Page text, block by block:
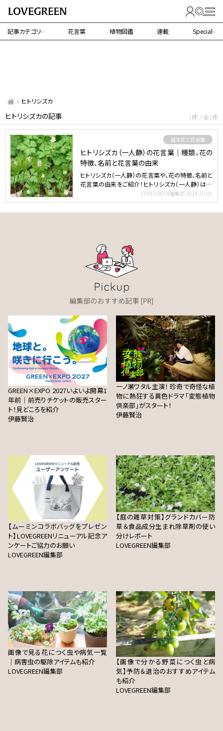
記事カテゴリ 花言葉 植物図鑑 連載 Special
ヒトリシズカ
ヒトリシズカの記事 1件 / 全1件
誕生花と花言葉
ヒトリシズカ（一人静）の花言葉｜種類、花の
特徴、名前と花言葉の由来
ヒトリシズカ（一人静）の花言葉や、花の特徴、名前と
花言葉の由来をご紹介！ヒトリシズカ（一人静）は、4
LOVEGREEN編集部 2024.10.01
GREEN×EXPO 2027いよいよ開幕1
年前｜前売りチケットの販売スター
ト！見どころを紹介
伊藤賢治
一ノ瀬ワタル主演！ 珍奇で奇怪な植
物に熱狂する異色ドラマ「変態植物
倶楽部」がスタート！
伊藤賢治
【ムーミンコラボバッグをプレゼン
ト】LOVEGREENリニューアル記念ア
ンケートご協力のお願い
LOVEGREEN編集部
【庭の雑草対策】グランドカバー防
草＆食品成分生まれ除草剤の使い
分けレポート
LOVEGREEN編集部
画像で見る花につく虫や病気一覧
｜病害虫の駆除アイテムも紹介
LOVEGREEN編集部
【画像で分かる野菜につく虫と病
気】予防＆退治のおすすめアイテム
も紹介
LOVEGREEN編集部